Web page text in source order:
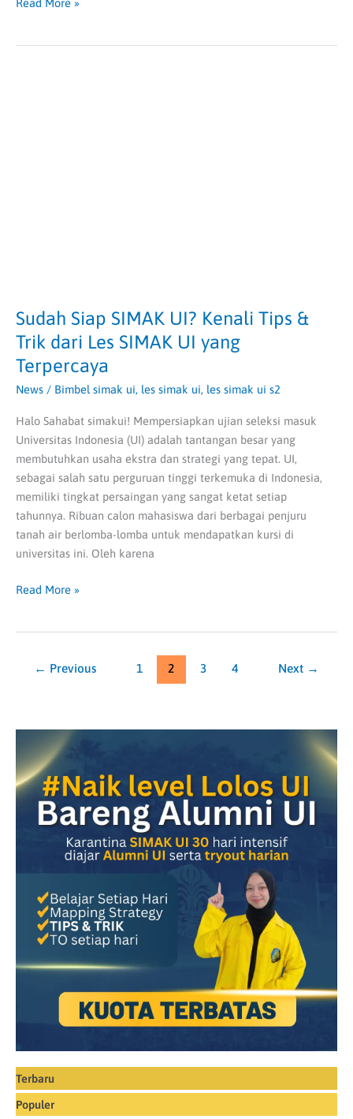
Read More »
Sudah Siap SIMAK UI? Kenali Tips &
Trik dari Les SIMAK UI yang
Terpercaya
News / Bimbel simak ui, les simak ui, les simak ui s2
Halo Sahabat simakui! Mempersiapkan ujian seleksi masuk
Universitas Indonesia (UI) adalah tantangan besar yang
membutuhkan usaha ekstra dan strategi yang tepat. UI,
sebagai salah satu perguruan tinggi terkemuka di Indonesia,
memiliki tingkat persaingan yang sangat ketat setiap
tahunnya. Ribuan calon mahasiswa dari berbagai penjuru
tanah air berlomba-lomba untuk mendapatkan kursi di
universitas ini. Oleh karena
yang
Terpercaya
Read More »
← Previous 1 2 3 4 Next →
Terbaru
Populer